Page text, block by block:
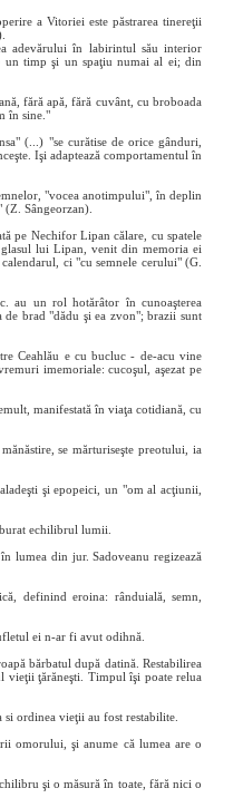
a Vitoriei este păstrarea tinereţii
adevărului în labirintul său interior
un timp şi un spaţiu numai al ei; din
fără apă, fără cuvânt, cu broboada
în sine."
(...) "se curătise de orice gânduri,
Işi adaptează comportamentul în
"vocea anotimpului", în deplin
Sângeorzan).
pe Nechifor Lipan călare, cu spatele
lui Lipan, venit din memoria ei
ci "cu semnele cerului" (G.
au un rol hotărâtor în cunoaşterea
de brad "dădu şi ea zvon"; brazii sunt
Ceahlău e cu bucluc - de-acu vine
imemoriale: cucoşul, aşezat pe
manifestată în viaţa cotidiană, cu
se mărturiseşte preotului, ia
şi epopeici, un "om al acţiunii,
echilibrul lumii.
lumea din jur. Sadoveanu regizează
definind eroina: rânduială, semn,
ei n-ar fi avut odihnă.
bărbatul după datină. Restabilirea
vieţii ţărăneşti. Timpul îşi poate relua
si ordinea vieţii au fost restabilite.
omorului, şi anume că lumea are o
şi o măsură în toate, fără nici o